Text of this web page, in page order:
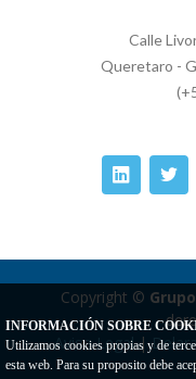
Calle
Queretaro -
Copyright ©
Aviso Legal|
INFORMACIÓN SOBRE
Utilizamos cookies propias y de
esta web. Para su proposito debe